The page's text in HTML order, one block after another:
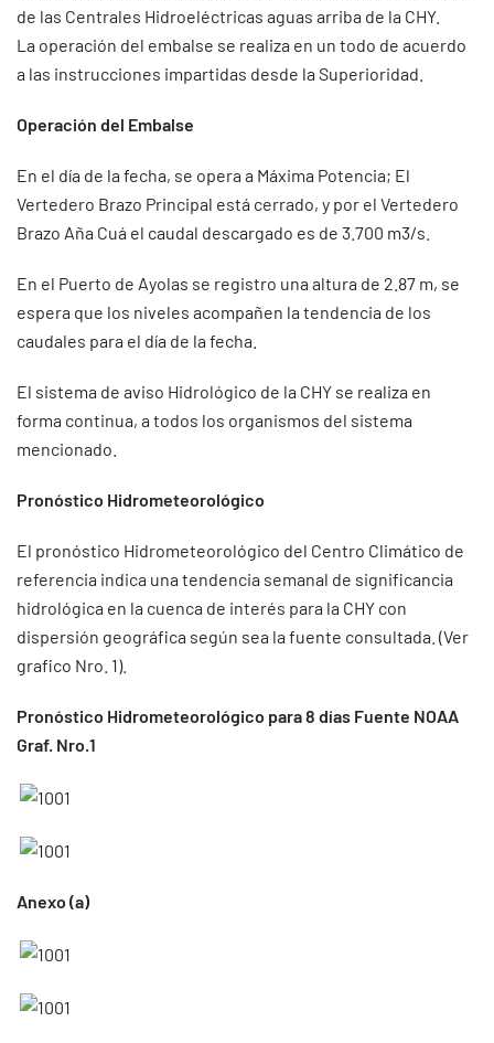
de las Centrales Hidroeléctricas aguas arriba de la CHY.
La operación del embalse se realiza en un todo de acuerdo
a las instrucciones impartidas desde la Superioridad.
Operación del Embalse
En el día de la fecha, se opera a Máxima Potencia; El
Vertedero Brazo Principal está cerrado, y por el Vertedero
Brazo Aña Cuá el caudal descargado es de 3.700 m3/s.
En el Puerto de Ayolas se registro una altura de 2.87 m, se
espera que los niveles acompañen la tendencia de los
caudales para el día de la fecha.
El sistema de aviso Hidrológico de la CHY se realiza en
forma continua, a todos los organismos del sistema
mencionado.
Pronóstico Hidrometeorológico
El pronóstico Hidrometeorológico del Centro Climático de
referencia indica una tendencia semanal de significancia
hidrológica en la cuenca de interés para la CHY con
dispersión geográfica según sea la fuente consultada. (Ver
grafico Nro. 1).
Pronóstico Hidrometeorológico para 8 días Fuente NOAA
Graf. Nro.1
Anexo (a)